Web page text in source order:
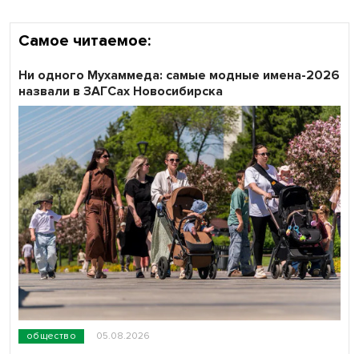
Самое читаемое:
общество 05.08.2026
Ни одного Мухаммеда: самые модные имена-2026
назвали в ЗАГСах Новосибирска